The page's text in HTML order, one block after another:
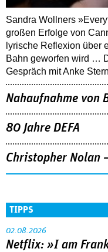
Sandra Wollners
großen Erfolge von
lyrische Reflexion über
Bahn geworfen wird …
Gespräch mit Anke
Nahaufnahme von
80 Jahre DEFA
Christopher Nolan
TIPPS
02.08.2026
Netflix: »I am